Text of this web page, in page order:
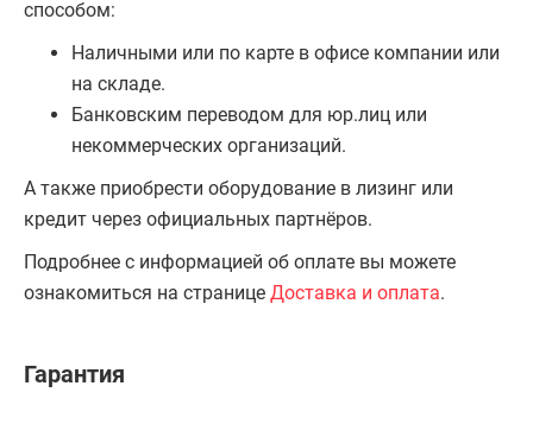
способом:
Наличными или по карте в офисе компании или
на складе.
Банковским переводом для юр.лиц или
некоммерческих организаций.
А также приобрести оборудование в лизинг или
кредит через официальных партнёров.
Подробнее с информацией об оплате вы можете
ознакомиться на странице Доставка и оплата.
Гарантия